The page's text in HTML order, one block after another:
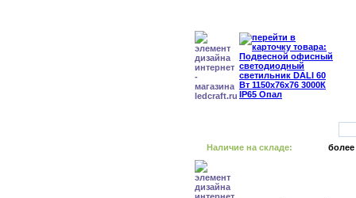
Наличие на складе: более